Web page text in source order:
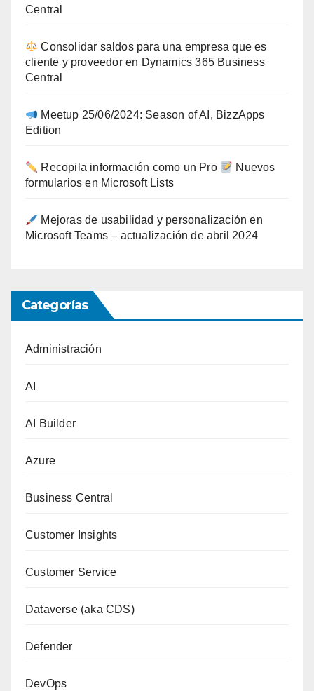
Central
Consolidar saldos para una empresa que es
cliente y proveedor en Dynamics 365 Business
Central
Meetup 25/06/2024: Season of AI, BizzApps
Edition
Recopila información como un Pro
Nuevos
formularios en Microsoft Lists
Mejoras de usabilidad y personalización en
Microsoft Teams – actualización de abril 2024
Categorías
Administración
AI
AI Builder
Azure
Business Central
Customer Insights
Customer Service
Dataverse (aka CDS)
Defender
DevOps